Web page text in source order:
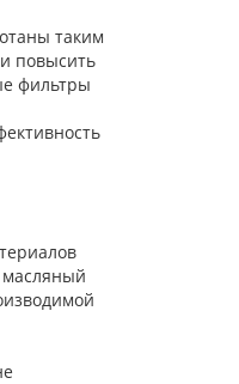
таким
повысить
фильтры
масляный